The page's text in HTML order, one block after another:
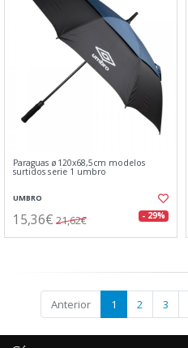
Paraguas ø120x68,5cm modelos
surtidos serie 1 umbro
UMBRO
15,36€ 21,62€ - 29%
Anterior 1 2 3